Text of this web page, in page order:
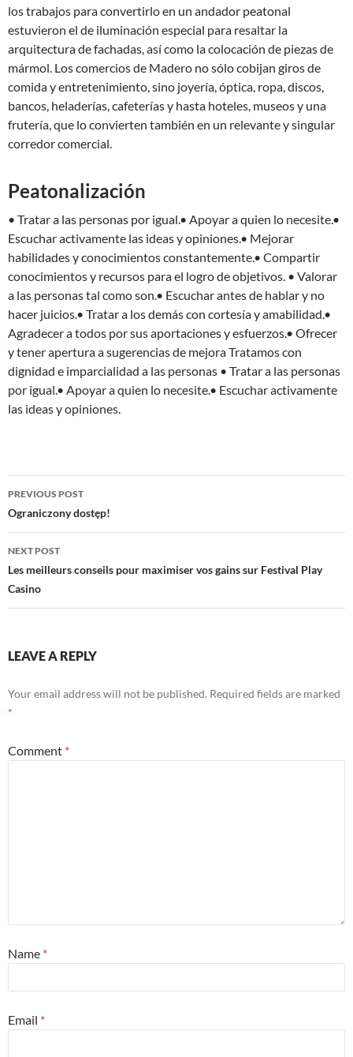
los trabajos para convertirlo en un andador peatonal
estuvieron el de iluminación especial para resaltar la
arquitectura de fachadas, así como la colocación de piezas de
mármol. Los comercios de Madero no sólo cobijan giros de
comida y entretenimiento, sino joyería, óptica, ropa, discos,
bancos, heladerías, cafeterías y hasta hoteles, museos y una
frutería, que lo convierten también en un relevante y singular
corredor comercial.
Peatonalización
• Tratar a las personas por igual.• Apoyar a quien lo necesite.•
Escuchar activamente las ideas y opiniones.• Mejorar
habilidades y conocimientos constantemente.• Compartir
conocimientos y recursos para el logro de objetivos. • Valorar
a las personas tal como son.• Escuchar antes de hablar y no
hacer juicios.• Tratar a los demás con cortesía y amabilidad.•
Agradecer a todos por sus aportaciones y esfuerzos.• Ofrecer
y tener apertura a sugerencias de mejora Tratamos con
dignidad e imparcialidad a las personas • Tratar a las personas
por igual.• Apoyar a quien lo necesite.• Escuchar activamente
las ideas y opiniones.
Post
navigation
PREVIOUS POST
Ograniczony dostęp!
NEXT POST
Les meilleurs conseils pour maximiser vos gains sur Festival Play
Casino
LEAVE A REPLY
Your email address will not be published. Required fields are marked
*
Comment *
Name *
Email *